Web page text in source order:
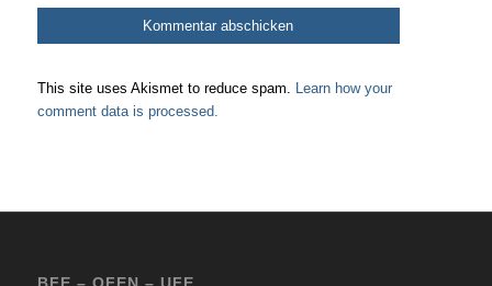
This site uses Akismet to reduce spam.
Learn how your
comment data is processed.